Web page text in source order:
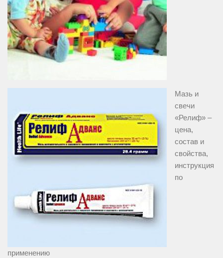
Мазь и
свечи
«Релиф» –
цена,
состав и
свойства,
инструкция
по
применению